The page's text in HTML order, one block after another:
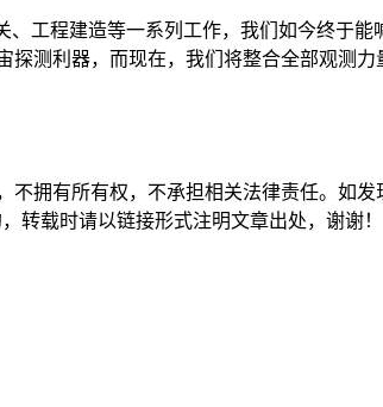
工程建造等一系列工作，我们如今终于能
测利器，而现在，我们将整合全部观测
拥有所有权，不承担相关法律责任。如
转载时请以链接形式注明文章出处，谢谢！